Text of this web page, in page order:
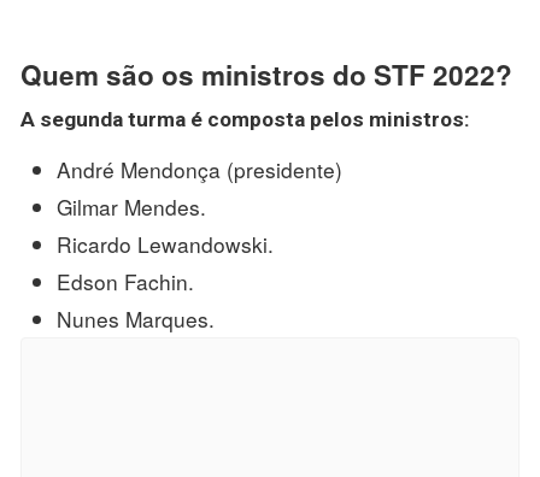
Quem são os ministros do STF 2022?
A segunda turma é composta pelos ministros:
André Mendonça (presidente)
Gilmar Mendes.
Ricardo Lewandowski.
Edson Fachin.
Nunes Marques.